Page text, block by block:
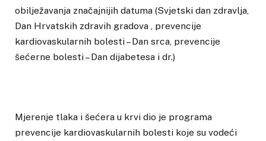
obilježavanja značajnijih datuma (Svjetski dan zdravlja,
Dan Hrvatskih zdravih gradova , prevencije
kardiovaskularnih bolesti – Dan srca, prevencije
šećerne bolesti – Dan dijabetesa i dr.)
Mjerenje tlaka i šećera u krvi dio je programa
prevencije kardiovaskularnih bolesti koje su vodeći